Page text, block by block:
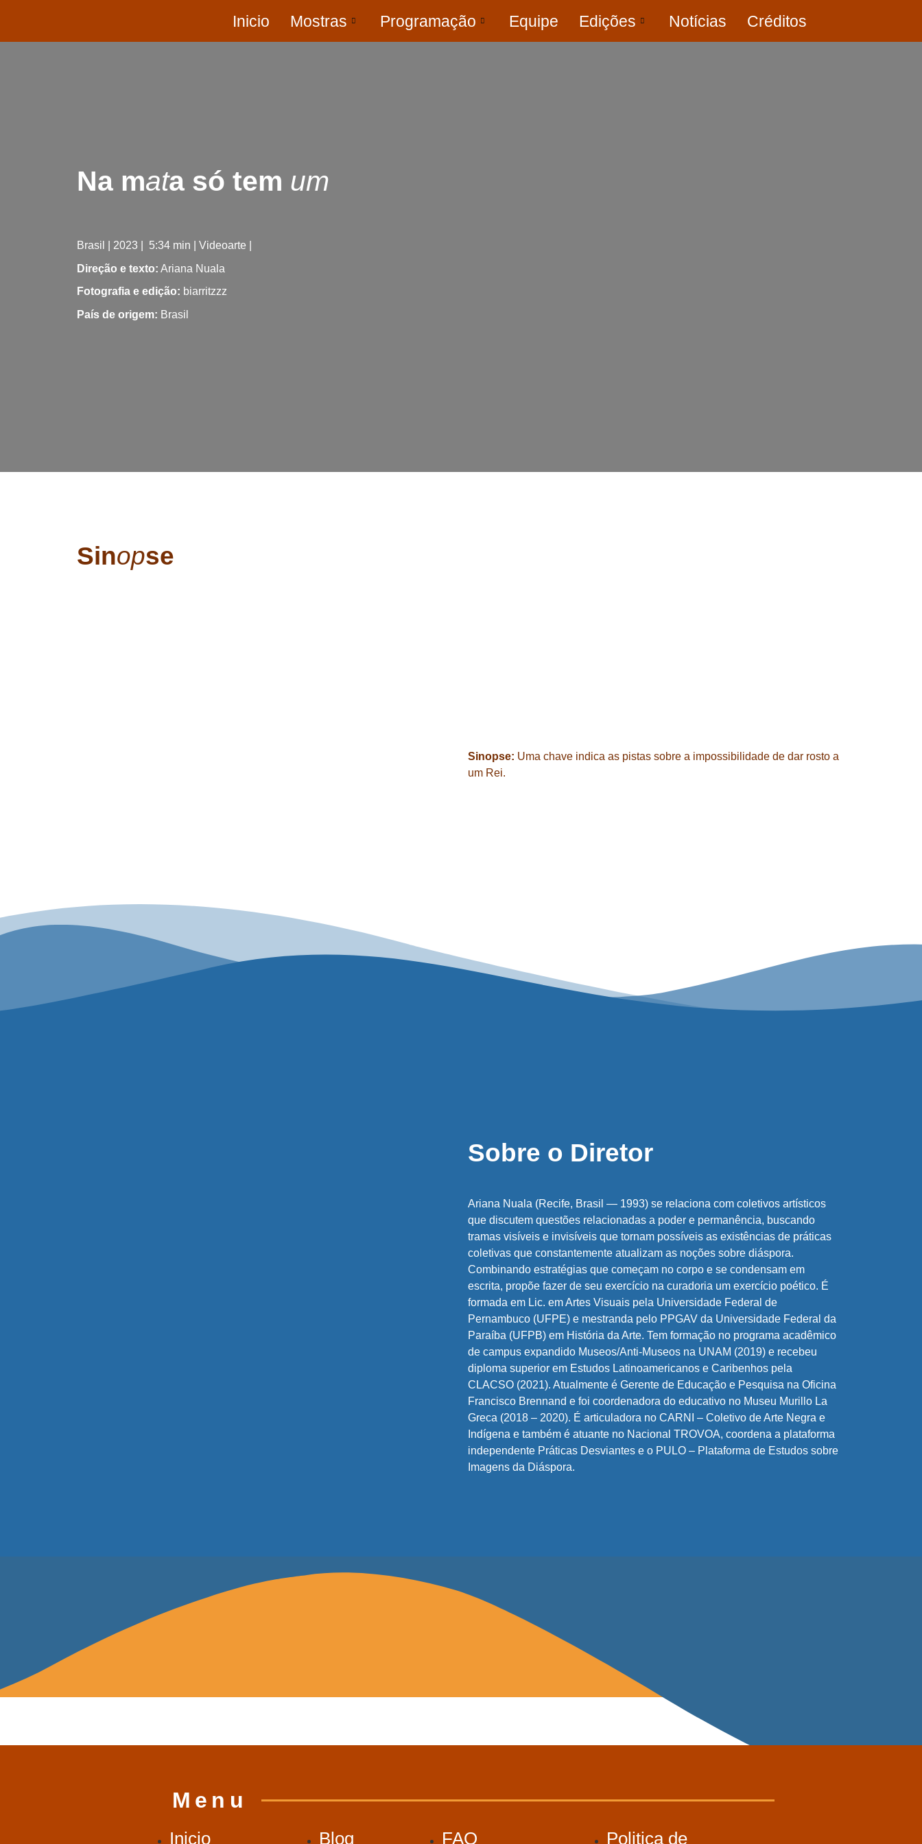
Inicio Mostras Programação Equipe Edições Notícias Créditos
Na mata só tem um
Brasil 2023 5:34 min | Videoarte |
Direção e texto: Ariana Nuala
Fotografia e edição: biarritzzz
País de origem: Brasil
Sinopse
Sinopse: Uma chave indica as pistas sobre a impossibilidade de dar rosto a
um Rei.
Sobre o Diretor
Ariana Nuala (Recife, Brasil — 1993) se relaciona com coletivos artísticos
que discutem questões relacionadas a poder e permanência, buscando
tramas visíveis e invisíveis que tornam possíveis as existências de práticas
coletivas que constantemente atualizam as noções sobre diáspora.
Combinando estratégias que começam no corpo e se condensam em
escrita, propõe fazer de seu exercício na curadoria um exercício poético. É
formada em Lic. em Artes Visuais pela Universidade Federal de
Pernambuco (UFPE) e mestranda pelo PPGAV da Universidade Federal da
Paraíba (UFPB) em História da Arte. Tem formação no programa acadêmico
de campus expandido Museos/Anti-Museos na UNAM (2019) e recebeu
diploma superior em Estudos Latinoamericanos e Caribenhos pela
CLACSO (2021). Atualmente é Gerente de Educação e Pesquisa na Oficina
Francisco Brennand e foi coordenadora do educativo no Museu Murillo La
Greca (2018 – 2020). É articuladora no CARNI – Coletivo de Arte Negra e
Indígena e também é atuante no Nacional TROVOA, coordena a plataforma
independente Práticas Desviantes e o PULO – Plataforma de Estudos sobre
Imagens da Diáspora.
Menu
Inicio Blog FAQ Politica de